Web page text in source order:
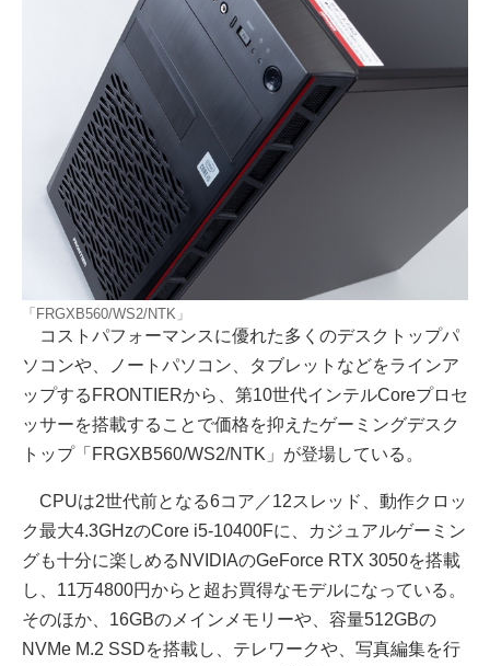
「FRGXB560/WS2/NTK」
コストパフォーマンスに優れた多くのデスクトップパ
ソコンや、ノートパソコン、タブレットなどをラインア
ップするFRONTIERから、第10世代インテルCoreプロセ
ッサーを搭載することで価格を抑えたゲーミングデスク
トップ「FRGXB560/WS2/NTK」が登場している。
CPUは2世代前となる6コア／12スレッド、動作クロッ
ク最大4.3GHzのCore i5-10400Fに、カジュアルゲーミン
グも十分に楽しめるNVIDIAのGeForce RTX 3050を搭載
し、11万4800円からと超お買得なモデルになっている。
そのほか、16GBのメインメモリーや、容量512GBの
NVMe M.2 SSDを搭載し、テレワークや、写真編集を行